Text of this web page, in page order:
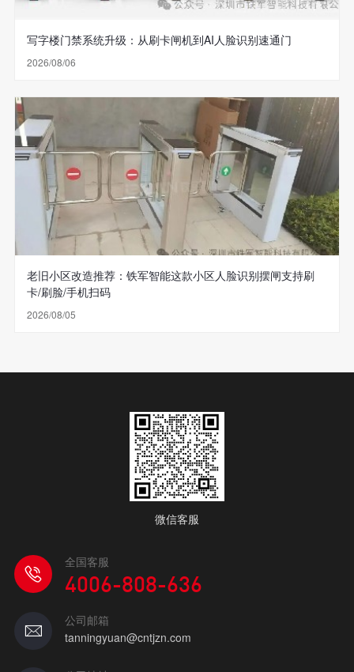
写字楼门禁系统升级：从刷卡闸机到AI人脸识别速通门
2026/08/06
老旧小区改造推荐：铁军智能这款小区人脸识别摆闸支持刷
卡/刷脸/手机扫码
2026/08/05
微信客服
全国客服
4006-808-636
公司邮箱
tanningyuan@cntjzn.com